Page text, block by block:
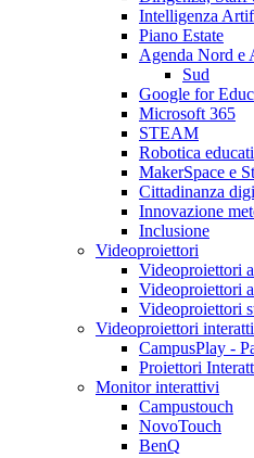
Intelligenza
Piano Estate
Agenda Nord e
Sud
Google for
Microsoft 365
STEAM
Robotica
MakerSpace e
Cittadinanza
Innovazione
Inclusione
Videoproiettori
Videoproiettori
Videoproiettori
Videoproiettori
Videoproiettori
CampusPlay -
Proiettori
Monitor interattivi
Campustouch
NovoTouch
BenQ